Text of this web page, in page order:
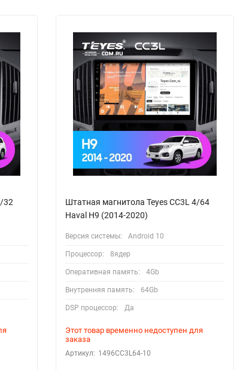
32
Штатная магнитола Teyes CC3L 4/64
Haval H9 (2014-2020)
Версия системы: Android 10
Процессор: 8ядер
Оперативная память: 4Gb
Внутренняя память: 64Gb
DSP процессор: Да
Этот товар временно недоступен для
заказа
Артикул: 1496CC3L64-10